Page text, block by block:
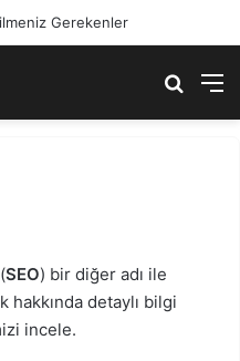
SEO) bir diğer adı ile
hakkında detaylı bilgi
incele.